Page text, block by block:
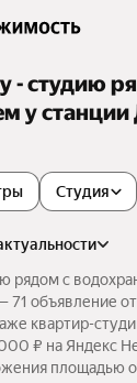
- студию
у станции
Студия
актуальности
рядом с
объявление от
квартир-
₽ на Яндекс
площадью